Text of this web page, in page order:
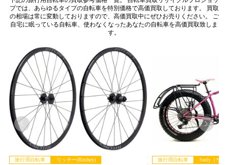
プでは、あらゆるタイプの自転車を特別価格で高価買取しております。
の相場は常に変動しておりますので、高価買取中にぜひお売りください。
自宅に眠っている自転車、使わなくなったあなたの自転車を高価買取致しま
す。
旅行用自転車 リッチー(Ritchey) 旅行用自転車 Surly（サー